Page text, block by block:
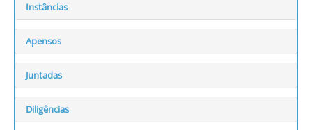
Instâncias
Apensos
Juntadas
Diligências